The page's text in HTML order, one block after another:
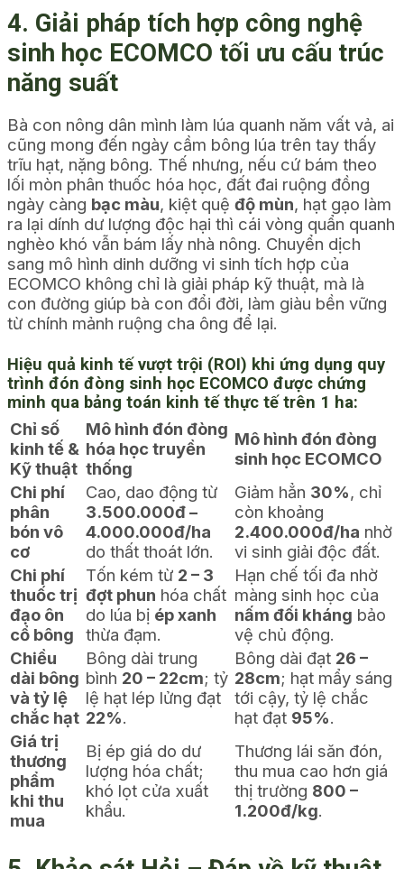
4. Giải pháp tích hợp công nghệ
sinh học ECOMCO tối ưu cấu trúc
năng suất
Bà con nông dân mình làm lúa quanh năm vất vả, ai
cũng mong đến ngày cầm bông lúa trên tay thấy
trĩu hạt, nặng bông. Thế nhưng, nếu cứ bám theo
lối mòn phân thuốc hóa học, đất đai ruộng đồng
ngày càng bạc màu, kiệt quệ độ mùn, hạt gạo làm
ra lại dính dư lượng độc hại thì cái vòng quẩn quanh
nghèo khó vẫn bám lấy nhà nông. Chuyển dịch
sang mô hình dinh dưỡng vi sinh tích hợp của
ECOMCO không chỉ là giải pháp kỹ thuật, mà là
con đường giúp bà con đổi đời, làm giàu bền vững
từ chính mảnh ruộng cha ông để lại.
Hiệu quả kinh tế vượt trội (ROI) khi ứng dụng quy
trình đón đòng sinh học ECOMCO được chứng
minh qua bảng toán kinh tế thực tế trên 1 ha:
Chỉ số
kinh tế &
Kỹ thuật
Mô hình đón đòng
hóa học truyền
thống
Mô hình đón đòng
sinh học ECOMCO
Chi phí
phân
bón vô
cơ
Cao, dao động từ
3.500.000đ –
4.000.000đ/ha
do thất thoát lớn.
Giảm hẳn 30%, chỉ
còn khoảng
2.400.000đ/ha nhờ
vi sinh giải độc đất.
Chi phí
thuốc trị
đạo ôn
cổ bông
Tốn kém từ 2 – 3
đợt phun hóa chất
do lúa bị ép xanh
thừa đạm.
Hạn chế tối đa nhờ
màng sinh học của
nấm đối kháng bảo
vệ chủ động.
Chiều
dài bông
và tỷ lệ
chắc hạt
Bông dài trung
bình 20 – 22cm; tỷ
lệ hạt lép lửng đạt
22%.
Bông dài đạt 26 –
28cm; hạt mẩy sáng
tới cậy, tỷ lệ chắc
hạt đạt 95%.
Giá trị
thương
phẩm
khi thu
mua
Bị ép giá do dư
lượng hóa chất;
khó lọt cửa xuất
khẩu.
Thương lái săn đón,
thu mua cao hơn giá
thị trường 800 –
1.200đ/kg.